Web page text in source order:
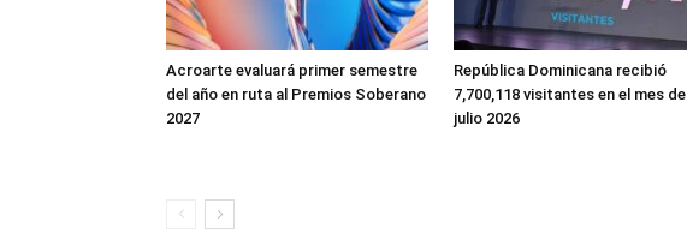
Acroarte evaluará primer semestre
del año en ruta al Premios Soberano
2027
República Dominicana recibió
7,700,118 visitantes en el mes de
julio 2026